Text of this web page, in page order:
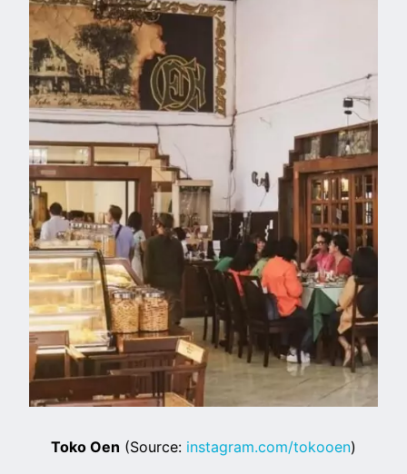
Toko Oen (Source: instagram.com/tokooen)